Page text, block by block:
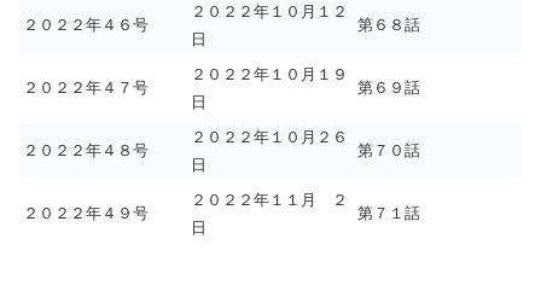
２０２２年４６号
２０２２年１０月１２
日
第６８話
２０２２年４７号
２０２２年１０月１９
日
第６９話
２０２２年４８号
２０２２年１０月２６
日
第７０話
２０２２年４９号
２０２２年１１月 ２
日
第７１話